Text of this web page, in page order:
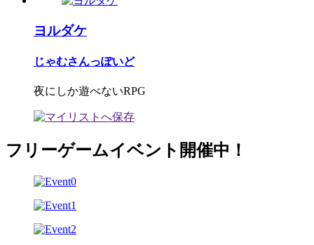
ヨルダケ
じゃむさんっぽいど
夜にしか遊べないRPG
フリーゲームイベント開催中！